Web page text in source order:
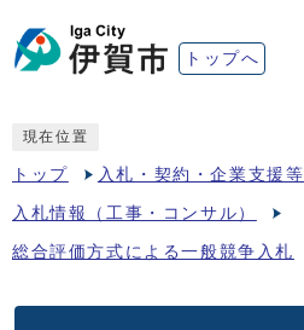
トップへ
現在位置
トップ 入札・契約・企業支援等
入札情報（工事・コンサル）
総合評価方式による一般競争入札